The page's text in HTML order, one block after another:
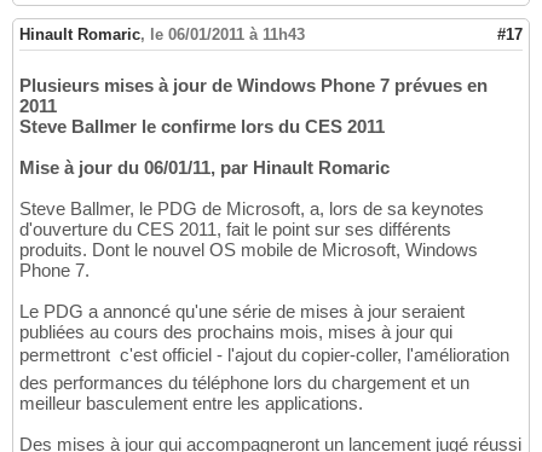
Hinault Romaric, le 06/01/2011 à 11h43 #17
Plusieurs mises à jour de Windows Phone 7 prévues en
2011
Steve Ballmer le confirme lors du CES 2011
Mise à jour du 06/01/11, par Hinault Romaric
Steve Ballmer, le PDG de Microsoft, a, lors de sa keynotes
d'ouverture du CES 2011, fait le point sur ses différents
produits. Dont le nouvel OS mobile de Microsoft, Windows
Phone 7.
Le PDG a annoncé qu'une série de mises à jour seraient
publiées au cours des prochains mois, mises à jour qui
permettront  c'est officiel - l'ajout du copier-coller, l'amélioration
des performances du téléphone lors du chargement et un
meilleur basculement entre les applications.
Des mises à jour qui accompagneront un lancement jugé réussi